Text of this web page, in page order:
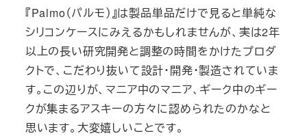
『Palmo（パルモ）』は製品単品だけで見ると単純な
シリコンケースにみえるかもしれませんが、実は2年
以上の長い研究開発と調整の時間をかけたプロダ
クトで、こだわり抜いて設計・開発・製造されていま
す。この辺りが、マニア中のマニア、ギーク中のギー
クが集まるアスキーの方々に認められたのかなと
思います。大変嬉しいことです。